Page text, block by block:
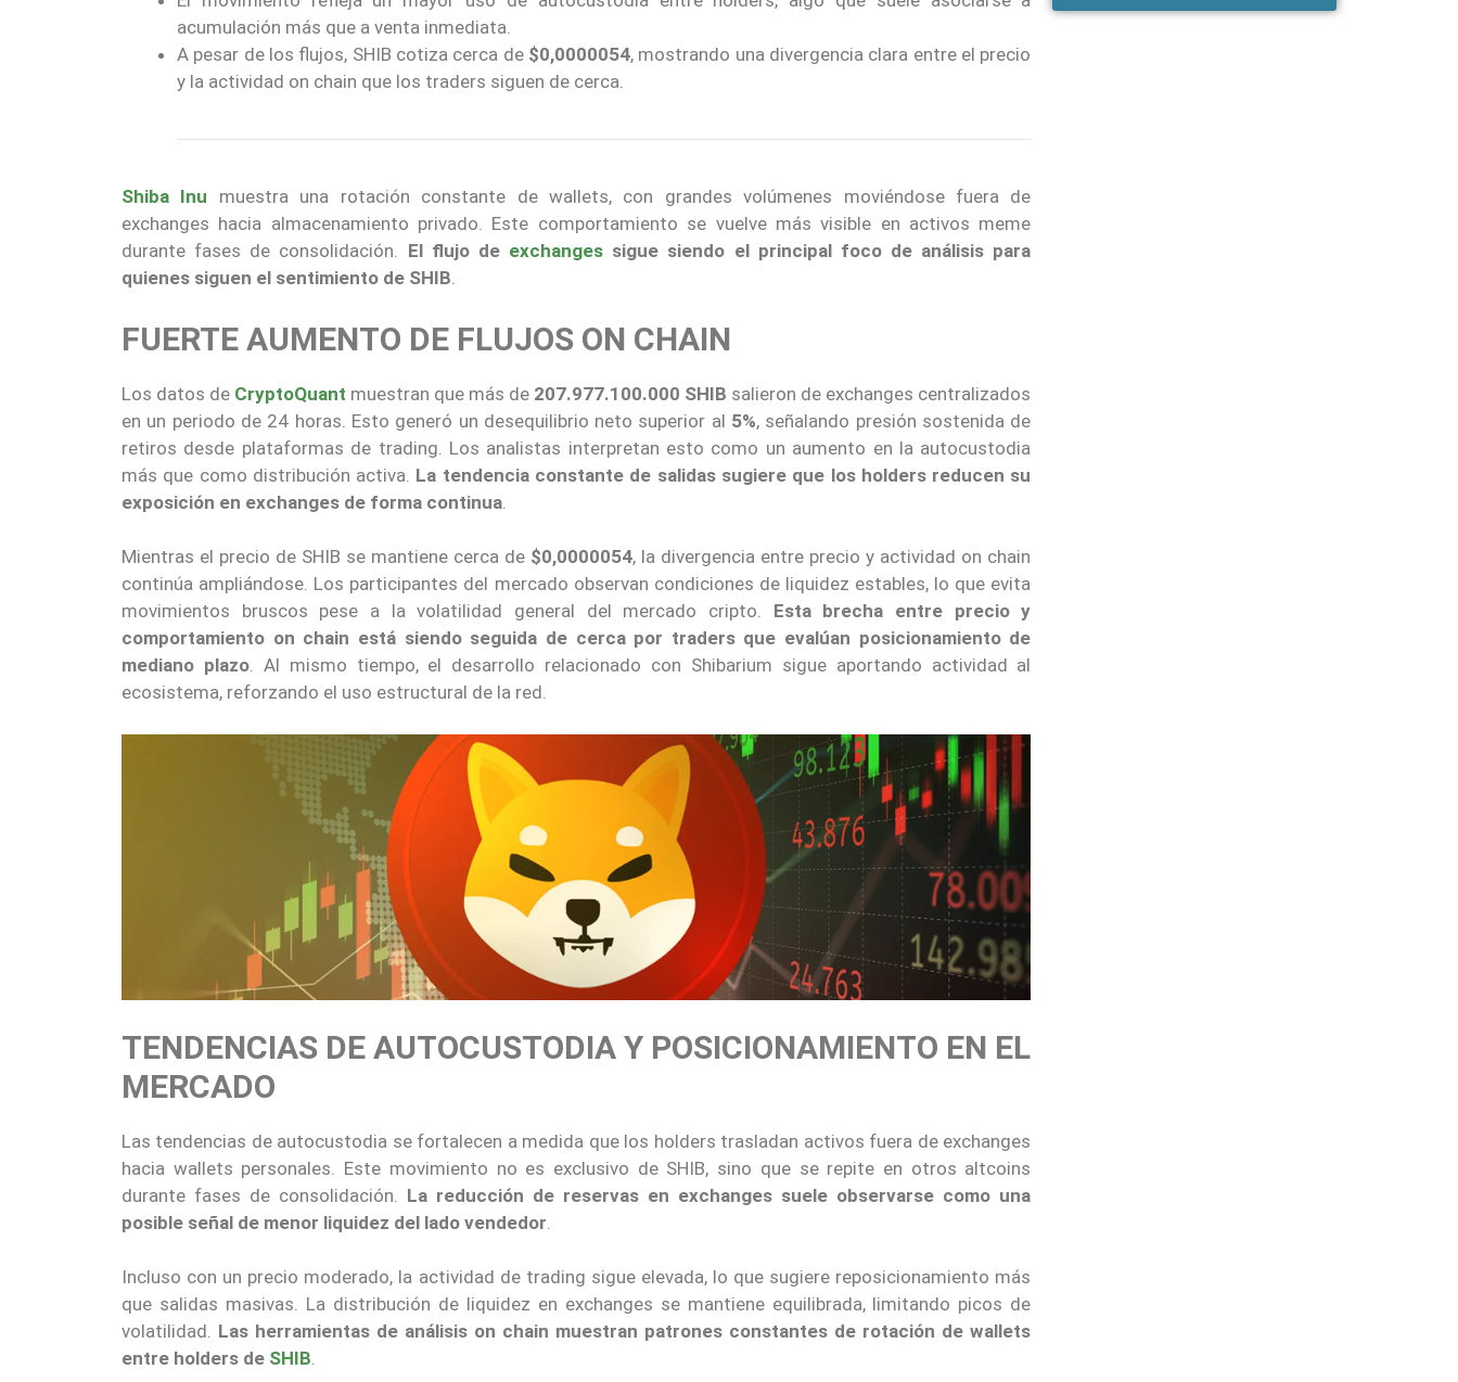
acumulación más que a venta inmediata.
A pesar de los flujos, SHIB cotiza cerca de $0,0000054, mostrando una divergencia clara entre el precio
y la actividad on chain que los traders siguen de cerca.
Shiba Inu
muestra una rotación constante de wallets, con grandes volúmenes moviéndose fuera de
exchanges hacia almacenamiento privado. Este comportamiento se vuelve más visible en activos meme
durante fases de consolidación. El flujo de exchanges sigue siendo el principal foco de análisis para
quienes siguen el sentimiento de SHIB.
FUERTE AUMENTO DE FLUJOS ON CHAIN
Los datos de CryptoQuant muestran que más de 207.977.100.000 SHIB salieron de exchanges centralizados
en un periodo de 24 horas. Esto generó un desequilibrio neto superior al 5%, señalando presión sostenida de
retiros desde plataformas de trading. Los analistas interpretan esto como un aumento en la autocustodia
más que como distribución activa. La tendencia constante de salidas sugiere que los holders reducen su
exposición en exchanges de forma continua
Mientras el precio de SHIB se mantiene cerca de $0,0000054, la divergencia entre precio y actividad on chain
continúa ampliándose. Los participantes del mercado observan condiciones de liquidez estables, lo que evita
movimientos bruscos pese a la volatilidad general del mercado cripto. Esta brecha entre precio y
comportamiento on chain está siendo seguida de cerca por traders que evalúan posicionamiento de
mediano plazo. Al mismo tiempo, el desarrollo relacionado con Shibarium sigue aportando actividad al
ecosistema, reforzando el uso estructural de la red.
TENDENCIAS DE AUTOCUSTODIA Y POSICIONAMIENTO EN EL
MERCADO
Las tendencias de autocustodia se fortalecen a medida que los holders trasladan activos fuera de exchanges
hacia wallets personales. Este movimiento no es exclusivo de SHIB, sino que se repite en otros altcoins
durante fases de consolidación. La reducción de reservas en exchanges suele observarse como una
posible señal de menor liquidez del lado vendedor
Incluso con un precio moderado, la actividad de trading sigue elevada, lo que sugiere reposicionamiento más
que salidas masivas. La distribución de liquidez en exchanges se mantiene equilibrada, limitando picos de
volatilidad. Las herramientas de análisis on chain muestran patrones constantes de rotación de wallets
entre holders de SHIB.